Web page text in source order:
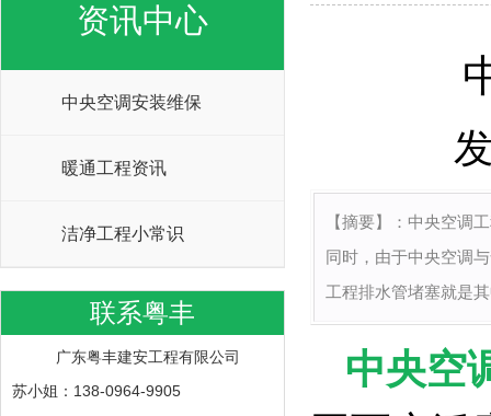
资讯中心
中央空调安装维保
暖通工程资讯
洁净工程小常识
联系粤丰
广东粤丰建安工程有限公司
苏小姐：138-0964-9905
【摘要】： 中央空调
同时，由于中央空调
工程排水管堵塞就是
中央空